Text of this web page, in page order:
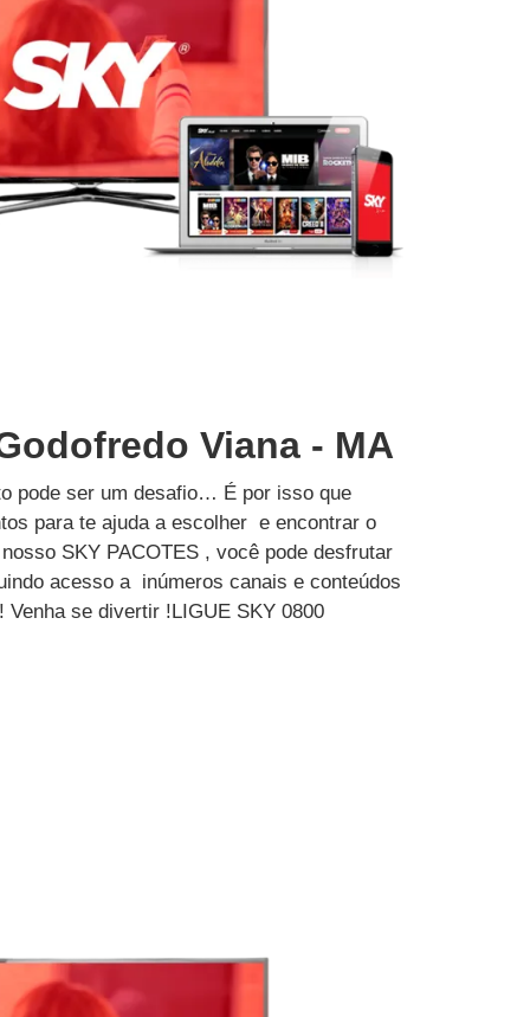
Viana - MA
pode ser um desafio… É por isso que
para te ajuda a escolher e encontrar o
SKY PACOTES , você pode desfrutar
acesso a inúmeros canais e conteúdos
se divertir !LIGUE SKY 0800